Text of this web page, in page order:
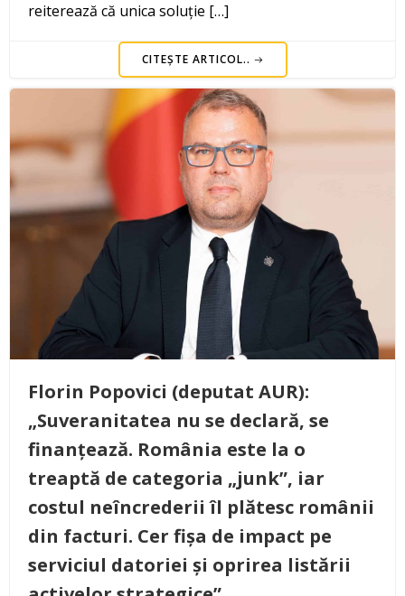
reiterează că unica soluție […]
CITEȘTE ARTICOL..
Florin Popovici (deputat AUR):
„Suveranitatea nu se declară, se
finanțează. România este la o
treaptă de categoria „junk”, iar
costul neîncrederii îl plătesc românii
din facturi. Cer fișa de impact pe
serviciul datoriei și oprirea listării